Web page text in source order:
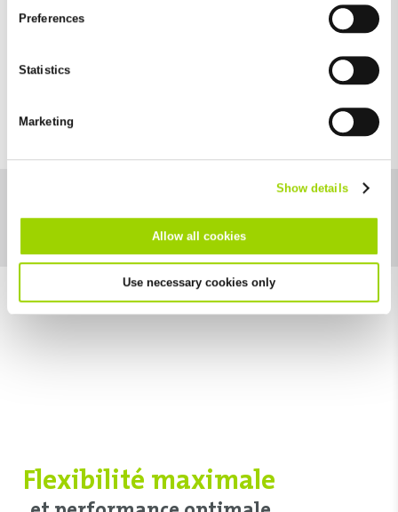
and by third-party providers (also in the USA). Except for the
absolutely necessary cookies that serve the proper functioning
future in the "Cookie Policy" item in the footer of this website.
Excluded from this are absolutely necessary cookies that
Preferences
Statistics
Marketing
Show details
Allow all cookies
Use necessary cookies only
Puskás Arena Budapest
Catégorie de téléchargement
Flexibilité maximale